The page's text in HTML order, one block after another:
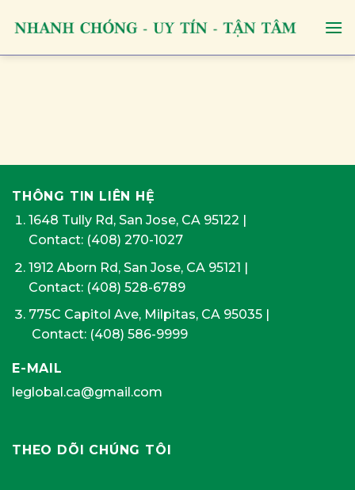
THÔNG TIN LIÊN HỆ
1648 Tully Rd, San Jose, CA 95122 |
Contact: (408) 270-1027
1912 Aborn Rd, San Jose, CA 95121 |
Contact: (408) 528-6789
775C Capitol Ave, Milpitas, CA 95035|
Contact: (408) 586-9999
E-MAIL
leglobal.ca@gmail.com
THEO DÕI CHÚNG TÔI